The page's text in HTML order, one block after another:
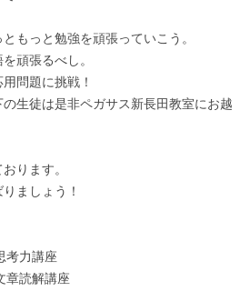
もっと勉強を頑張っていこう。
頑張るべし。
問題に挑戦！
生徒は是非ペガサス新長田教室にお越
ります。
ましょう！
力講座
章読解講座